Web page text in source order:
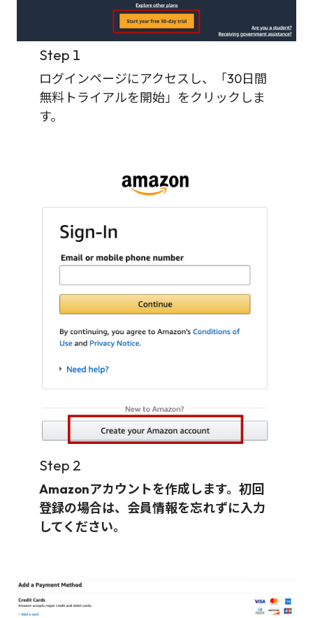
Step 1
ログインページにアクセスし、「30日間
無料トライアルを開始」をクリックしま
す。
Step 2
Amazonアカウントを作成します。初回
登録の場合は、会員情報を忘れずに入力
してください。